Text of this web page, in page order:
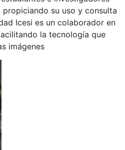
su uso y consulta
Icesi es un colaborador en
la tecnología que
imágenes